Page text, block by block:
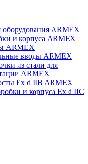
оборудования ARMEX
и корпуса ARMEX
ARMEX
вводы ARMEX
из стали для
ARMEX
Ex d IIB ARMEX
и корпуса Ex d IIС